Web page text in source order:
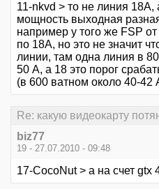
11-nkvd > то не линия 18А,
мощность выходная
например у того же FSP
по 18А, но это не значит
линии, там одна линия в
50 А, а 18 это порог
(в 600 ватном около 40-42
Re: кaкую видeокaрту
biz77
19 - 27.07.2010 - 09:48
17-CocoNut > а на счет gtx